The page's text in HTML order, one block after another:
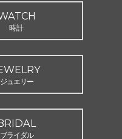
時計
ジュエリー
ブライダル